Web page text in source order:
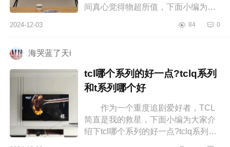
间真心觉得物超所值，下面小编为大
tcl75t7k测评如何 TCL75T7K质量
2024-12-03 84 0
海哭蓝了天i
tcl哪个系列的好一点?tclq系列
和t系列哪个好
作为一个重度追剧爱好者，TCL
简直是我的救星，下面小编为大家介
绍下tcl哪个系列的好一点?tclq系列和t